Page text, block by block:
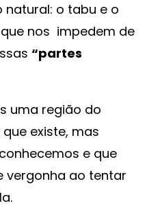
natural: o tabu e o
nos impedem de
“partes
uma região do
existe, mas
e que
vergonha ao tentar